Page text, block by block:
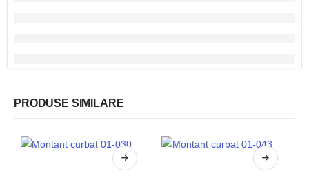
PRODUSE SIMILARE